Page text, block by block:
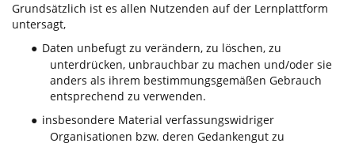
Grundsätzlich ist es allen Nutzenden auf der Lernplattform
untersagt,
● Daten unbefugt zu verändern, zu löschen, zu
unterdrücken, unbrauchbar zu machen und/oder sie
anders als ihrem bestimmungsgemäßen Gebrauch
entsprechend zu verwenden.
● insbesondere Material verfassungswidriger
Organisationen bzw. deren Gedankengut zu